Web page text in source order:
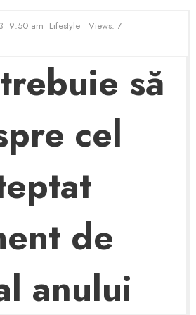
• 9:50 am• Lifestyle • Views: 7
să
cel
de
anului